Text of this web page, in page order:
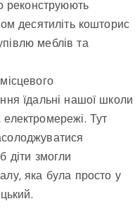
реконструюють
десятиліть кошторис
меблів та
їдальні нашої школи
Тут
діти змогли
яка була просто у